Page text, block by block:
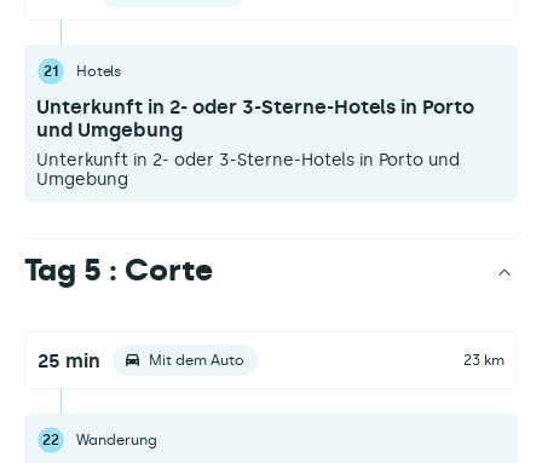
21 Hotels
Unterkunft in 2- oder 3-Sterne-Hotels in Porto
und Umgebung
Unterkunft in 2- oder 3-Sterne-Hotels in Porto und
Umgebung
Tag 5 : Corte
25 min Mit dem Auto 23 km
22 Wanderung